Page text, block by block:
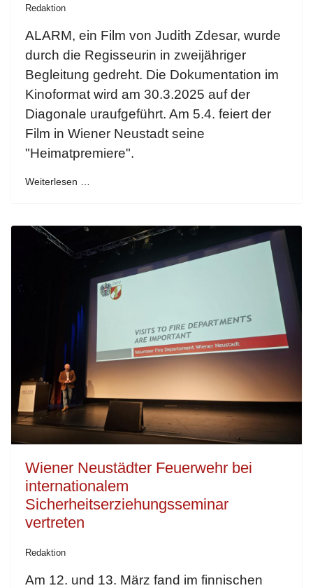
Redaktion
ALARM, ein Film von Judith Zdesar, wurde
durch die Regisseurin in zweijähriger
Begleitung gedreht. Die Dokumentation im
Kinoformat wird am 30.3.2025 auf der
Diagonale uraufgeführt. Am 5.4. feiert der
Film in Wiener Neustadt seine
"Heimatpremiere".
Weiterlesen …
Wiener Neustädter Feuerwehr bei
internationalem
Sicherheitserziehungsseminar
vertreten
Redaktion
Am 12. und 13. März fand im finnischen